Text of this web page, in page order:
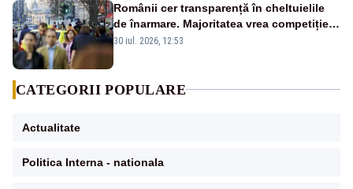
Românii cer transparență în cheltuielile
de înarmare. Majoritatea vrea competiție
reală și industrie locală – SONDAJ
30 iul. 2026, 12:53
CATEGORII POPULARE
Actualitate
Politica Interna - nationala